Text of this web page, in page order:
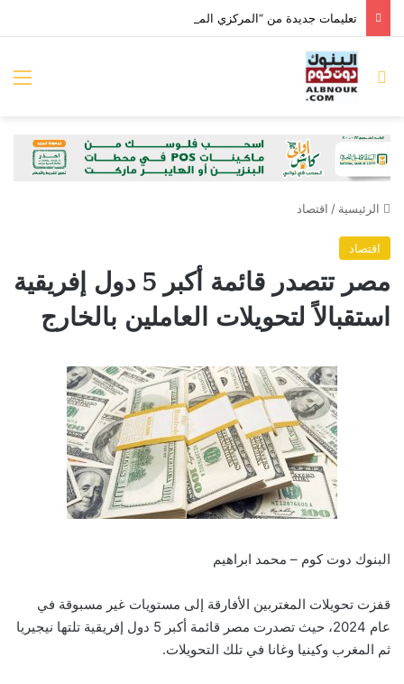
بحث عن
الرئيسية / اقتصاد
اقتصاد
مصر تتصدر قائمة أكبر 5 دول إفريقية
استقبالاً لتحويلات العاملين بالخارج
البنوك دوت كوم – محمد ابراهيم
قفزت تحويلات المغتربين الأفارقة إلى مستويات غير مسبوقة في
عام 2024، حيث تصدرت مصر قائمة أكبر 5 دول إفريقية تلتها نيجيريا
ثم المغرب وكينيا وغانا في تلك التحويلات.